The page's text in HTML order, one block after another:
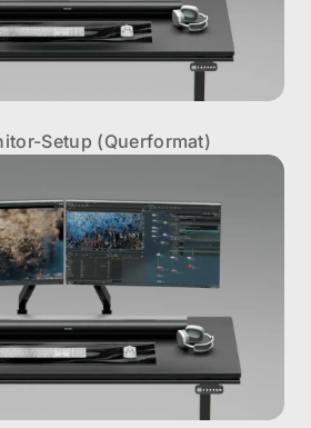
Setup (Querformat)